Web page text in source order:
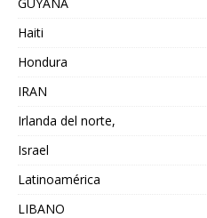
Haiti
Hondura
IRAN
Irlanda del norte,
Israel
Latinoamérica
LIBANO